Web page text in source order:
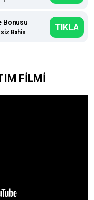
Bonusu
Bahis TIKLA
FİLMİ